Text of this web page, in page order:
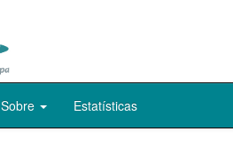
Sobre Estatísticas